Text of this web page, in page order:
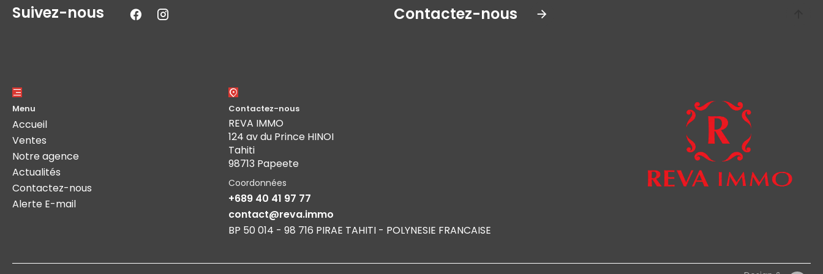
Suivez-nous Contactez-nous
Menu
Accueil
Ventes
Notre agence
Actualités
Contactez-nous
Alerte E-mail
Contactez-nous
REVA IMMO
124 av du Prince HINOI
Tahiti
98713 Papeete
Coordonnées
+689 40 41 97 77
contact@reva.immo
BP 50 014 - 98 716 PIRAE TAHITI - POLYNESIE FRANCAISE